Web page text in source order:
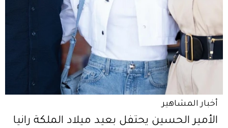
أخبار المشاهير
الأمير الحسين يحتفل بعيد ميلاد الملكة رانيا